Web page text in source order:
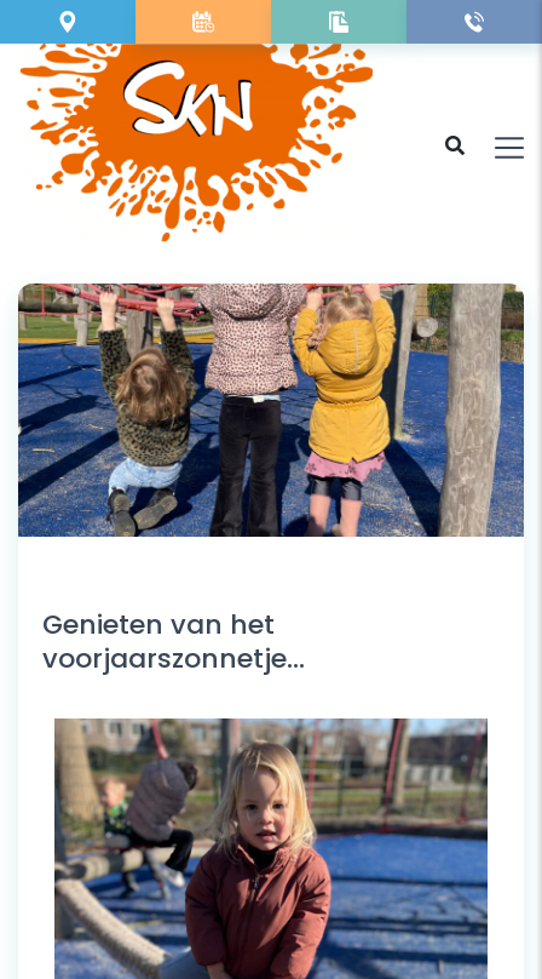
Genieten van het
voorjaarszonnetje…